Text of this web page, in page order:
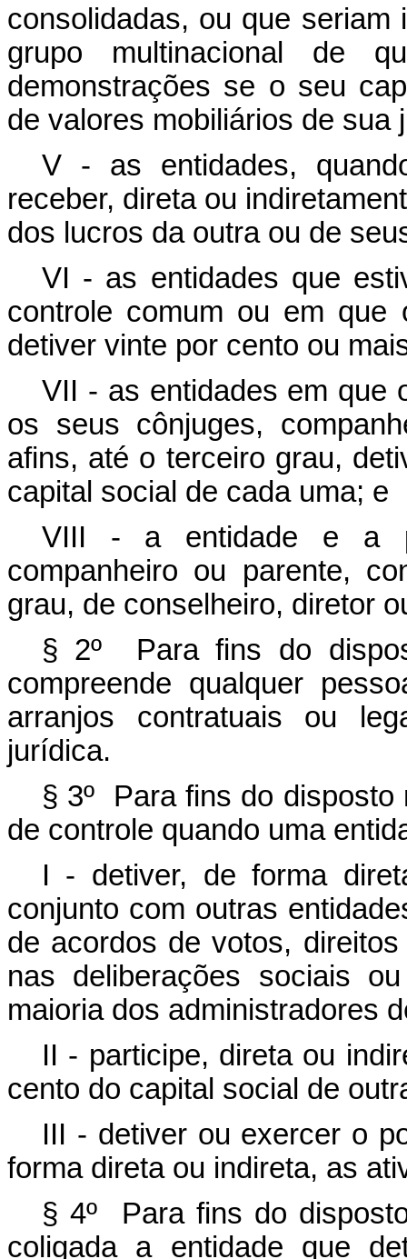
consolidadas, ou que
grupo multinacional de
demonstrações se o seu
de valores mobiliários de sua
V - as entidades,
receber, direta ou
dos lucros da outra ou de
VI - as entidades que
controle comum ou em que
detiver vinte por cento ou
VII - as entidades em que
os seus cônjuges,
afins, até o terceiro grau,
capital social de cada uma; e
VIII - a entidade e a
companheiro ou parente,
grau, de conselheiro, diretor
§ 2º Para fins do
compreende qualquer
arranjos contratuais ou
jurídica.
§ 3º Para fins do disposto
de controle quando uma
I - detiver, de forma
conjunto com outras
de acordos de votos,
nas deliberações sociais
maioria dos administradores
II - participe, direta ou
cento do capital social de
III - detiver ou exercer o
forma direta ou indireta, as
§ 4º Para fins do
coligada a entidade que